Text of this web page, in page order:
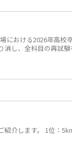
における2026年高校
消し、全科目の再試験
紹介します。 1位：